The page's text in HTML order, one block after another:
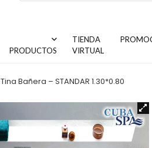
PRODUCTOS
TIENDA
VIRTUAL
Tina Bañera – STANDAR 1.30*0.80